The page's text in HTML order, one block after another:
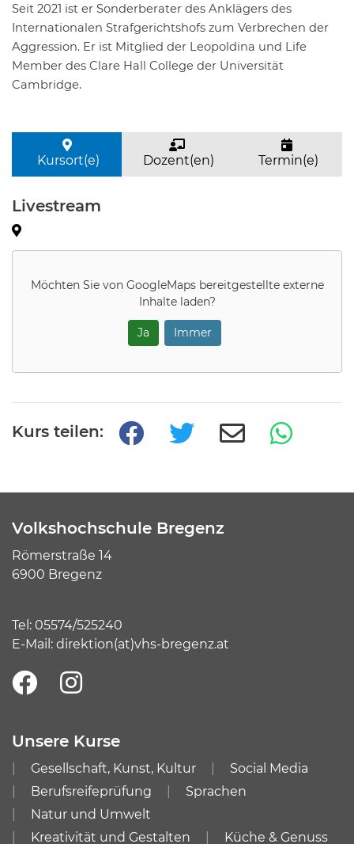
Seit 2021 ist er Sonderberater des Anklägers des
Internationalen Strafgerichtshofs zum Verbrechen der
Aggression. Er ist Mitglied der Leopoldina und Life
Member des Clare Hall College der Universität
Cambridge.
Kursort(e) Dozent(en) Termin(e)
Livestream
Möchten Sie von GoogleMapsbereitgestellte externe
Inhalte laden?
Ja Immer
Kurs teilen:
Volkshochschule Bregenz
Römerstraße 14
6900 Bregenz
Tel: 05574/525240
E-Mail: direktion(at)vhs-bregenz.at
Unsere Kurse
Gesellschaft, Kunst, Kultur
Social Media
Berufsreifeprüfung
Sprachen
Natur und Umwelt
Kreativität und Gestalten
Küche & Genuss